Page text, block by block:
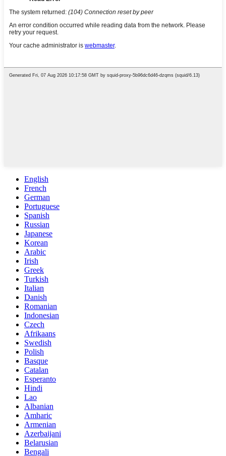
English
French
German
Portuguese
Spanish
Russian
Japanese
Korean
Arabic
Irish
Greek
Turkish
Italian
Danish
Romanian
Indonesian
Czech
Afrikaans
Swedish
Polish
Basque
Catalan
Esperanto
Hindi
Lao
Albanian
Amharic
Armenian
Azerbaijani
Belarusian
Bengali